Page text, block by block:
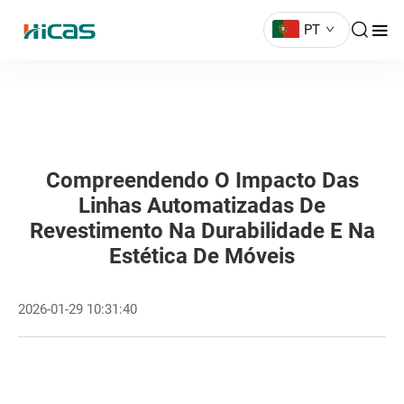
PT
Compreendendo O Impacto Das
Linhas Automatizadas De
Revestimento Na Durabilidade E Na
Estética De Móveis
2026-01-29 10:31:40